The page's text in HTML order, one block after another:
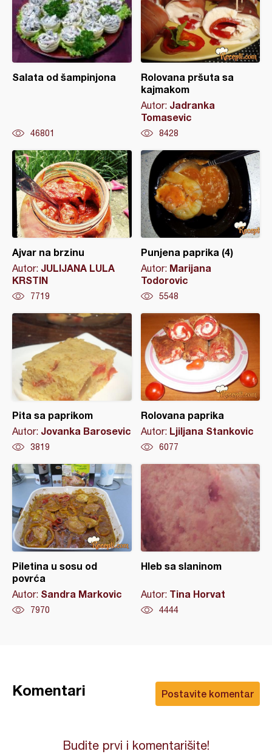
Salata od šampinjona
46801
Rolovana pršuta sa
kajmakom
Autor: Jadranka
Tomasevic
8428
Ajvar na brzinu
Autor: JULIJANA LULA
KRSTIN
7719
Punjena paprika (4)
Autor: Marijana
Todorovic
5548
Pita sa paprikom
Autor: Jovanka Barosevic
3819
Rolovana paprika
Autor: Ljiljana Stankovic
6077
Piletina u sosu od
povrća
Autor: Sandra Markovic
7970
Hleb sa slaninom
Autor: Tina Horvat
4444
Postavite komentar
Komentari
Budite prvi i komentarišite!